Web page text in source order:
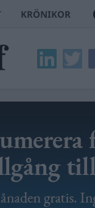
KRÖNIKOR